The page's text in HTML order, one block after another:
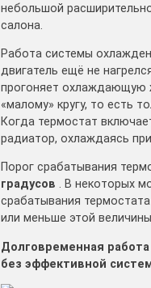
небольшой
салона.
Работа системы
двигатель ещё не
прогоняет охлаждающую
«малому» кругу, то есть
Когда термостат
радиатор, охлаждаясь
Порог срабатывания
градусов . В некоторых
срабатывания
или меньше этой
Долговременная
без эффективной